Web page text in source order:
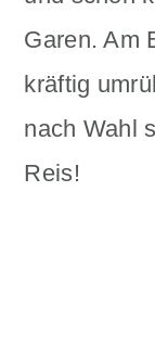
Garen. Am
kräftig
nach Wahl
Reis!